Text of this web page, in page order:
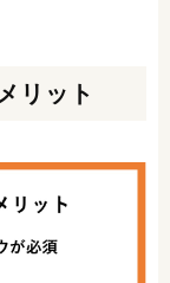
リット